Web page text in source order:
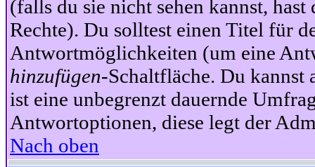
(falls du sie nicht sehen kannst,
Rechte). Du solltest einen Titel für
Antwortmöglichkeiten (um eine
hinzufügen-Schaltfläche. Du
ist eine unbegrenzt dauernde
Antwortoptionen, diese legt der
Nach oben